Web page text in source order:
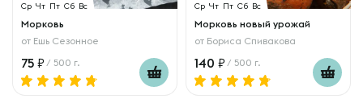
Ср Чт Пт Сб Вс
Морковь
от Ешь Сезонное
75 / 500 г.
Ср Чт Пт Сб Вс
Морковь новый урожай
от Бориса Спивакова
140 / 500 г.